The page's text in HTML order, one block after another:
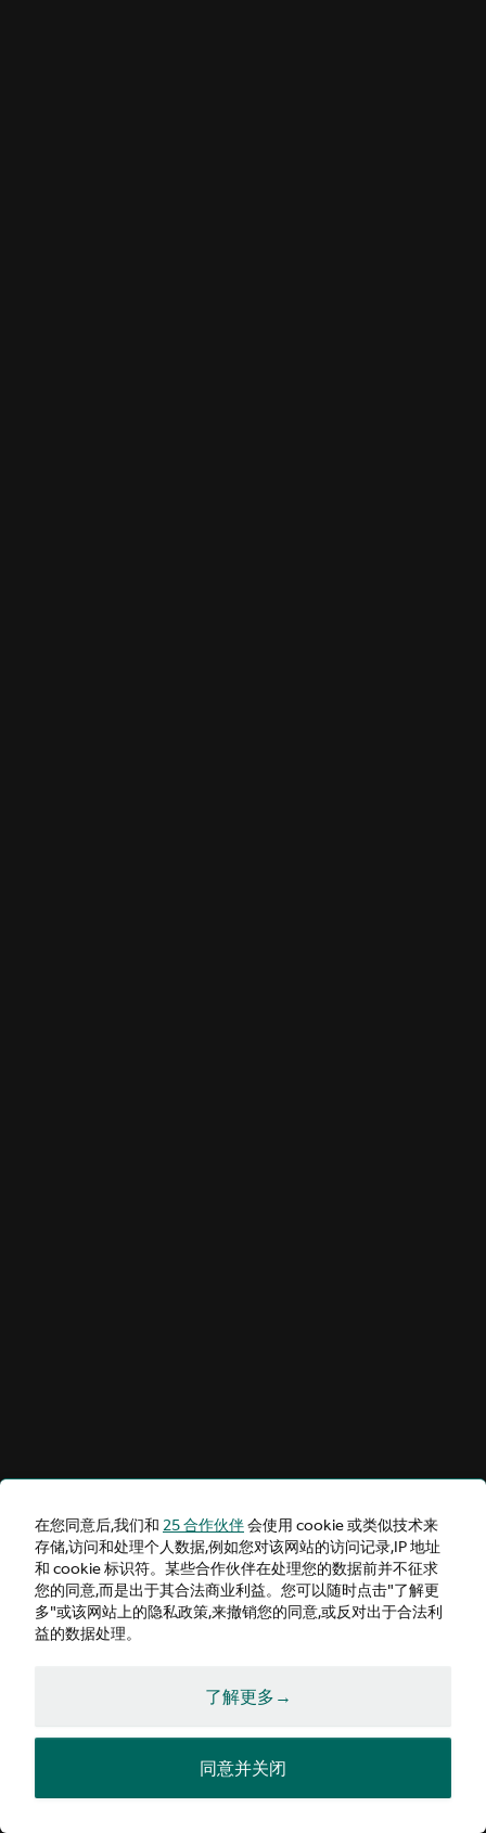
在您同意后,我们和 25 合作伙伴会使用 cookie 或类似技术来
存储,访问和处理个人数据,例如您对该网站的访问记录,IP 地址
和 cookie 标识符。某些合作伙伴在处理您的数据前并不征求
您的同意,而是出于其合法商业利益。您可以随时点击"了解更
多"或该网站上的隐私政策,来撤销您的同意,或反对出于合法利
益的数据处理。
了解更多→
同意并关闭